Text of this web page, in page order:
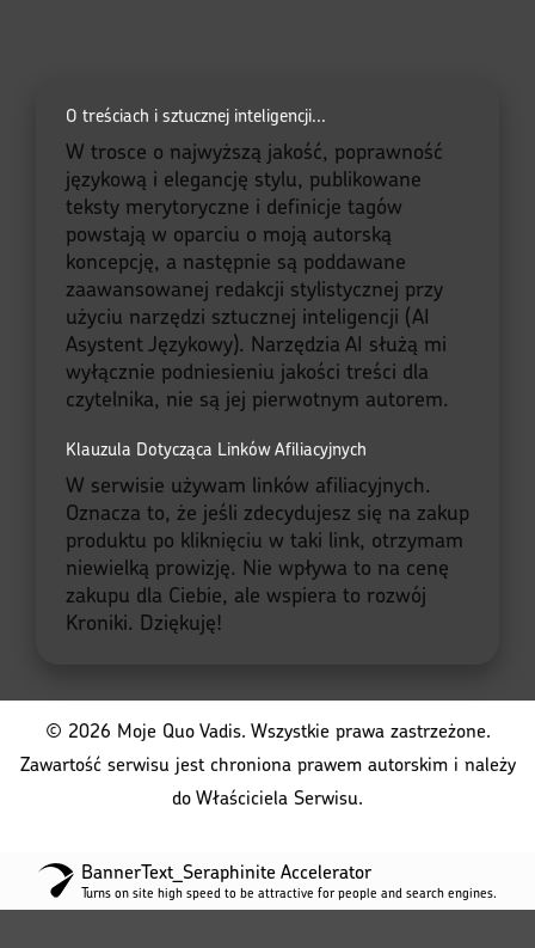
O treściach i sztucznej inteligencji...
W trosce o najwyższą jakość, poprawność
językową i elegancję stylu, publikowane
teksty merytoryczne i definicje tagów
powstają w oparciu o moją autorską
koncepcję, a następnie są poddawane
zaawansowanej redakcji stylistycznej przy
użyciu narzędzi sztucznej inteligencji (AI
Asystent Językowy). Narzędzia AI służą mi
wyłącznie podniesieniu jakości treści dla
czytelnika, nie są jej pierwotnym autorem.
Klauzula Dotycząca Linków Afiliacyjnych
W serwisie używam linków afiliacyjnych.
Oznacza to, że jeśli zdecydujesz się na zakup
produktu po kliknięciu w taki link, otrzymam
niewielką prowizję. Nie wpływa to na cenę
zakupu dla Ciebie, ale wspiera to rozwój
Kroniki. Dziękuję!
© 2026 Moje Quo Vadis. Wszystkie prawa zastrzeżone.
Zawartość serwisu jest chroniona prawem autorskim i należy
do Właściciela Serwisu.
BannerText_Seraphinite Accelerator
Turns on site high speed to be attractive for people and search engines.